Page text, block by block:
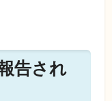
告され